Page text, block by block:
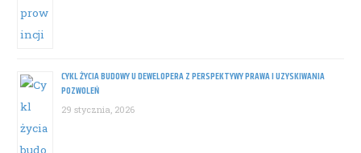
CYKL ŻYCIA BUDOWY U DEWELOPERA Z PERSPEKTYWY PRAWA I UZYSKIWANIA
POZWOLEŃ
29 stycznia, 2026